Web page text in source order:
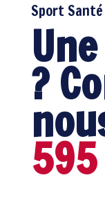
Sport Santé
?